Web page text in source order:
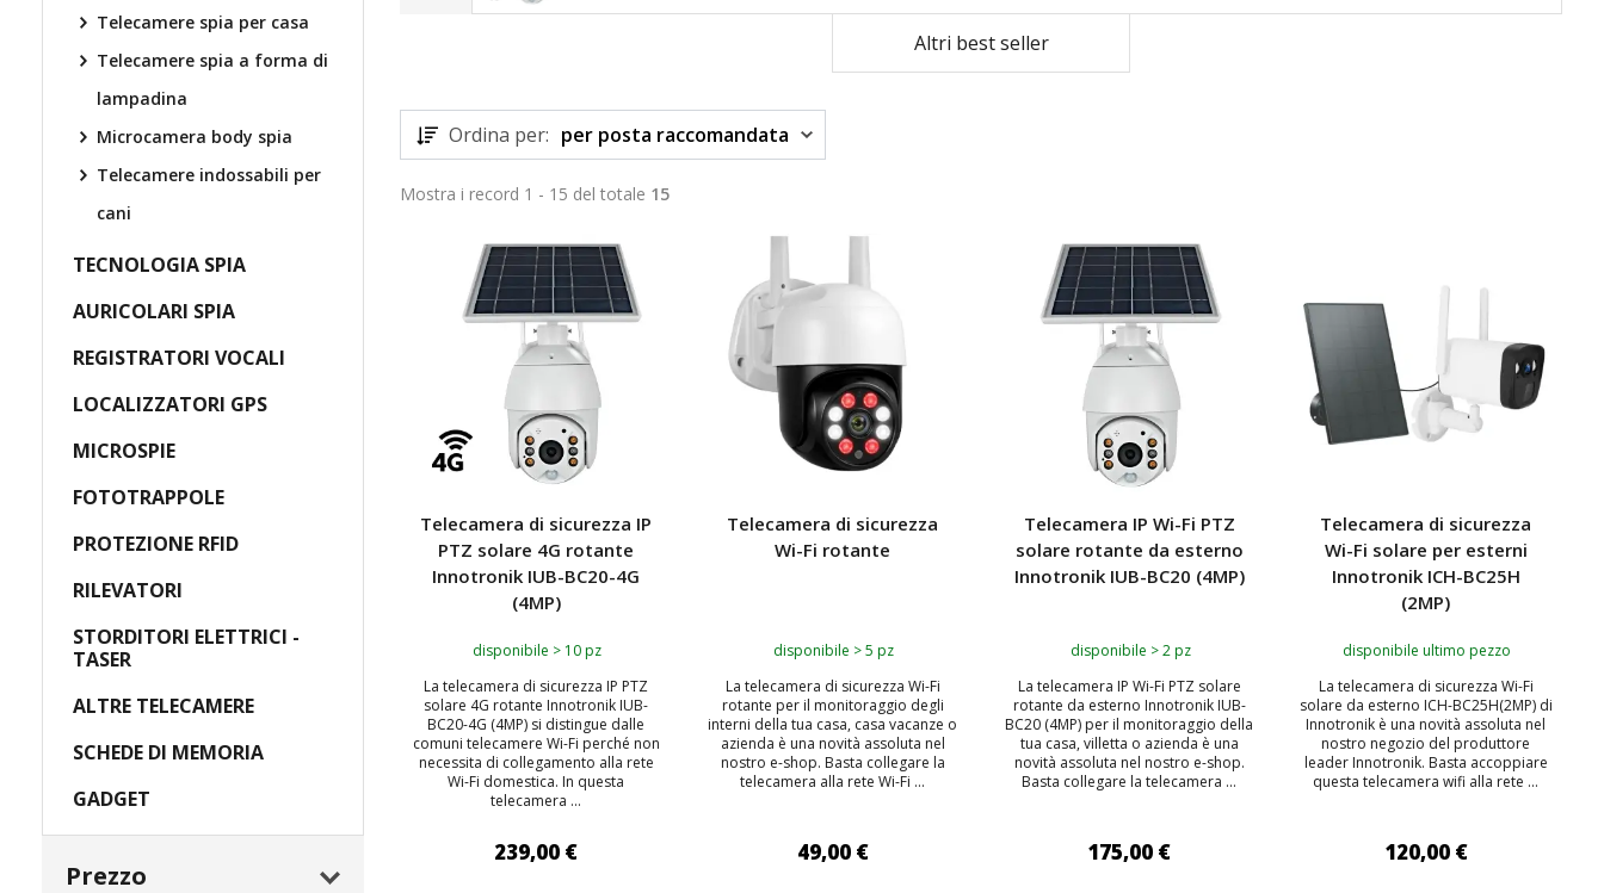
Altri best seller
Ordina per: per posta raccomandata
Mostra i record 1 - 15 del totale 15
Telecamera di sicurezza IP
PTZ solare 4G rotante
Innotronik IUB-BC20-4G
(4MP)
disponibile > 10 pz
La telecamera di sicurezza IP PTZ
solare 4G rotante Innotronik IUB-
BC20-4G (4MP) si distingue dalle
comuni telecamere Wi-Fi perché non
necessita di collegamento alla rete
Wi-Fi domestica. In questa
telecamera ...
239,00 €
Telecamera di sicurezza
Wi-Fi rotante
disponibile > 5 pz
La telecamera di sicurezza Wi-Fi
rotante per il monitoraggio degli
interni della tua casa, casa vacanze o
azienda è una novità assoluta nel
nostro e-shop. Basta collegare la
telecamera alla rete Wi-Fi ...
49,00 €
Telecamera IP Wi-Fi PTZ
solare rotante da esterno
Innotronik IUB-BC20 (4MP)
disponibile > 2 pz
La telecamera IP Wi-Fi PTZ solare
rotante da esterno Innotronik IUB-
BC20 (4MP) per il monitoraggio della
tua casa, villetta o azienda è una
novità assoluta nel nostro e-shop.
Basta collegare la telecamera ...
175,00 €
Telecamera di sicurezza
Wi-Fi solare per esterni
Innotronik ICH-BC25H
(2MP)
disponibile ultimo pezzo
La telecamera di sicurezza Wi-Fi
solare da esterno ICH-BC25H(2MP) di
Innotronik è una novità assoluta nel
nostro negozio del produttore
leader Innotronik. Basta accoppiare
questa telecamera wifi alla rete ...
120,00 €
Telecamere spia per casa
Telecamere spia a forma di
lampadina
Microcamera body spia
Telecamere indossabili per
cani
TECNOLOGIA SPIA
AURICOLARI SPIA
REGISTRATORI VOCALI
LOCALIZZATORI GPS
MICROSPIE
FOTOTRAPPOLE
PROTEZIONE RFID
RILEVATORI
STORDITORI ELETTRICI -
TASER
ALTRE TELECAMERE
SCHEDE DI MEMORIA
GADGET
Prezzo